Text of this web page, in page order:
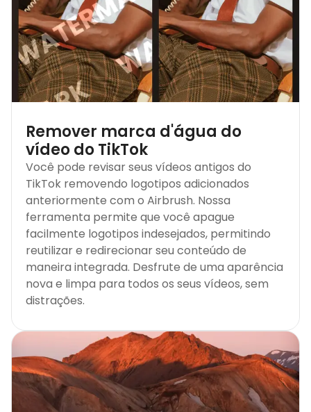
Remover marca d'água do
vídeo do TikTok
Você pode revisar seus vídeos antigos do
TikTok removendo logotipos adicionados
anteriormente com o Airbrush. Nossa
ferramenta permite que você apague
facilmente logotipos indesejados, permitindo
reutilizar e redirecionar seu conteúdo de
maneira integrada. Desfrute de uma aparência
nova e limpa para todos os seus vídeos, sem
distrações.